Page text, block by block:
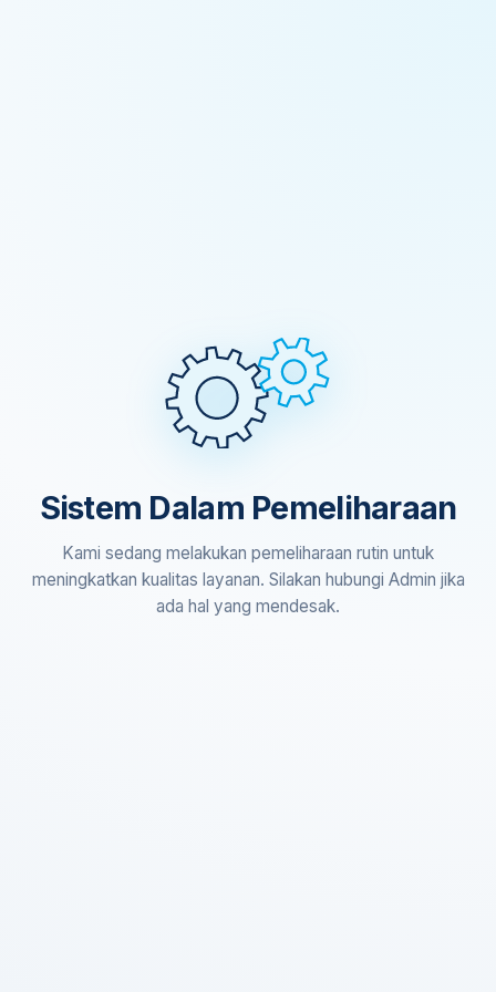
Sistem Dalam Pemeliharaan
Kami sedang melakukan pemeliharaan rutin untuk
meningkatkan kualitas layanan. Silakan hubungi Admin jika
ada hal yang mendesak.